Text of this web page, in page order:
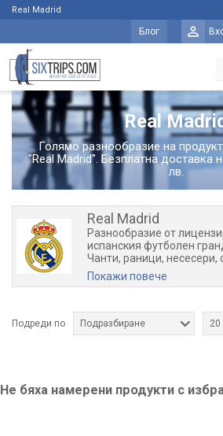
Real Madrid
Блог
Real
Голямо разнообразие на
"Real Madrid". Безплатна доставка
лв.
Real Madrid
Разнообразие от
испанския футболен
Чанти, раници, несесери,
аксесоари на отлична
доставка и винаги с
предоставени от полския
ASTRA, притежаващ
футболен клуб Барселона
холограма на етикета
Покажи повече
Подреди по Подразбиране 20
Не бяха намерени продукти с